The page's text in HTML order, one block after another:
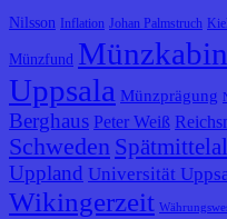
Nilsson Inflation Johan Palmstruch Kiel
Münzfund
Uppsala Münzprägung
Berghaus Peter Weiß
Schweden
Uppland Universität
Wikingerzeit